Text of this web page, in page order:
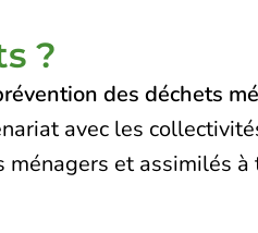
?
des déchets
avec les
ménagers et assimilés à